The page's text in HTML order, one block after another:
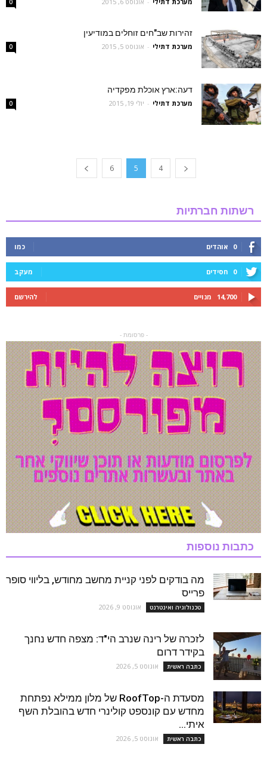
0
זהירות שב"חים זוחלים במודיעין
מערכת דתילי - אוגוסט 5, 2015 0
דעה:ארץ אוכלת מפקדיה
מערכת דתילי - יולי 19, 2015 0
4
5
6
רשתות חברתיות
0 אוהדים כמו
0 חסידים מעקב
14,700 מנויים להירשם
- פרסומת -
כתבות נוספות
מה בודקים לפני קניית מחשב מחודש, בליווי סופר
פרייס
טכנולוגיה ואינטרנט אוגוסט 9, 2026
לזכרה של רינה שנרב הי"ד: מצפה חדש נחנך
בקידר דרום
כתבה ראשית אוגוסט 5, 2026
מסעדת ה-RoofTop של מלון ממילא נפתחת
מחדש עם קונספט קולינרי חדש בהובלת השף
איתי...
כתבה ראשית אוגוסט 5, 2026